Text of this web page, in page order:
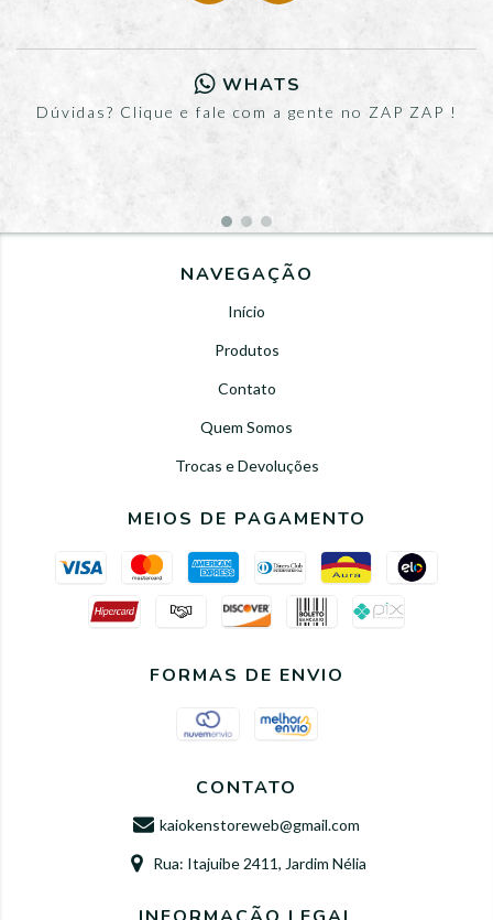
WHATS
Dúvidas? Clique e fale com a gente no ZAP ZAP !
NAVEGAÇÃO
Início
Produtos
Contato
Quem Somos
Trocas e Devoluções
MEIOS DE PAGAMENTO
FORMAS DE ENVIO
CONTATO
kaiokenstoreweb@gmail.com
Rua: Itajuibe 2411, Jardim Nélia